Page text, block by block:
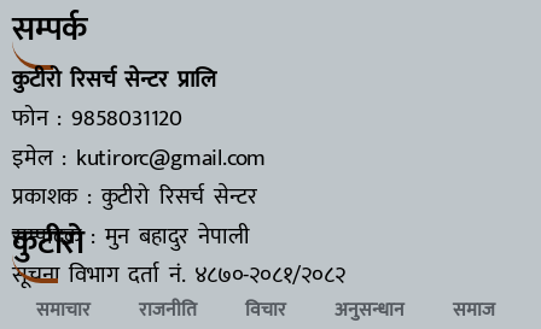
सम्पर्क
कुटीरो रिसर्च सेन्टर प्रालि
फोन : 9858031120
इमेल : kutirorc@gmail.com
प्रकाशक : कुटीरो रिसर्च सेन्टर
सम्पादक : मुन बहादुर नेपाली
सूचना विभाग दर्ता नं. ४८७०-२०८१/२०८२
कुटीरो
समाचार राजनीति विचार अनुसन्धान समाज